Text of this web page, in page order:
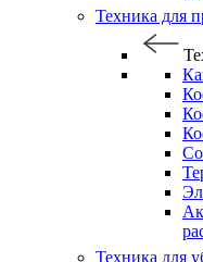
Техника для
Техника для